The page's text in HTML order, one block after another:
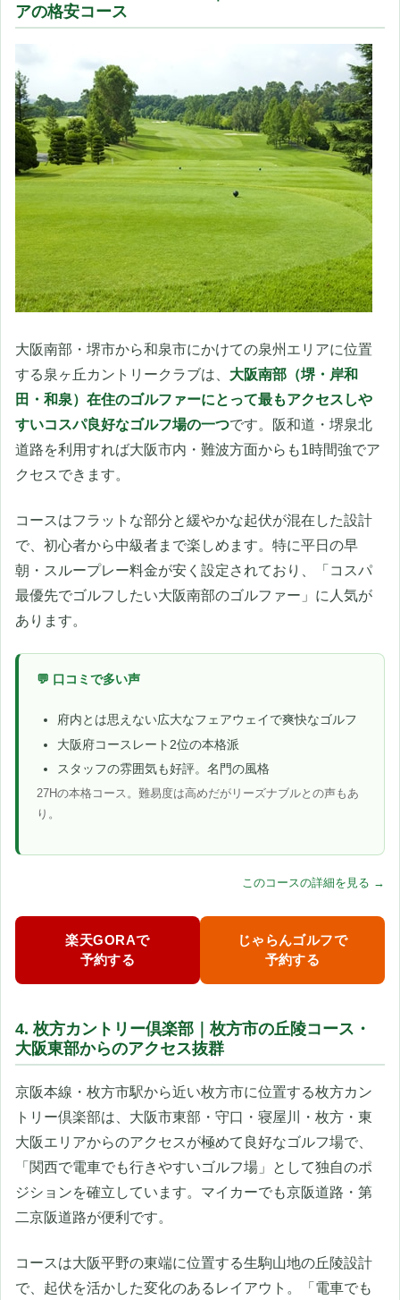
アの格安コース
大阪南部・堺市から和泉市にかけての泉州エリアに位置
する泉ヶ丘カントリークラブは、 大阪南部（堺・岸和
田・和泉）在住のゴルファーにとって最もアクセスしや
すいコスパ良好なゴルフ場の一つです。阪和道・堺泉北
道路を利用すれば大阪市内・難波方面からも1時間強でア
クセスできます。
コースはフラットな部分と緩やかな起伏が混在した設計
で、初心者から中級者まで楽しめます。特に平日の早
朝・スループレー料金が安く設定されており、「コスパ
最優先でゴルフしたい大阪南部のゴルファー」に人気が
あります。
💬 口コミで多い声
府内とは思えない広大なフェアウェイで爽快なゴルフ
大阪府コースレート2位の本格派
スタッフの雰囲気も好評。名門の風格
27Hの本格コース。難易度は高めだがリーズナブルとの声もあ
り。
このコースの詳細を見る →
楽天GORAで
予約する
じゃらんゴルフで
予約する
4. 枚方カントリー倶楽部｜枚方市の丘陵コース・
大阪東部からのアクセス抜群
京阪本線・枚方市駅から近い枚方市に位置する枚方カン
トリー倶楽部は、大阪市東部・守口・寝屋川・枚方・東
大阪エリアからのアクセスが極めて良好なゴルフ場で、
「関西で電車でも行きやすいゴルフ場」として独自のポ
ジションを確立しています。マイカーでも京阪道路・第
二京阪道路が便利です。
コースは大阪平野の東端に位置する生駒山地の丘陵設計
で、起伏を活かした変化のあるレイアウト。「電車でも